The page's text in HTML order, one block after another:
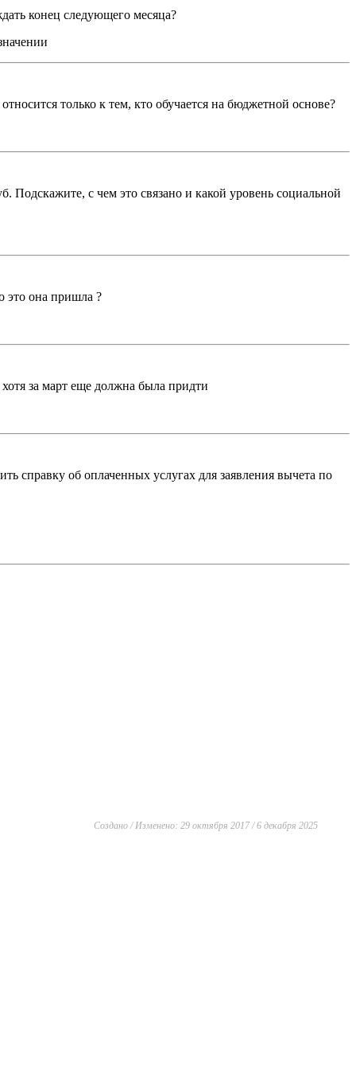
конец следующего месяца?
только к тем, кто обучается на бюджетной основе?
с чем это связано и какой уровень социальной
это она пришла ?
за март еще должна была придти
справку об оплаченных услугах для заявления вычета по
Создано / Изменено: 29 октября 2017 / 6 декабря 2025